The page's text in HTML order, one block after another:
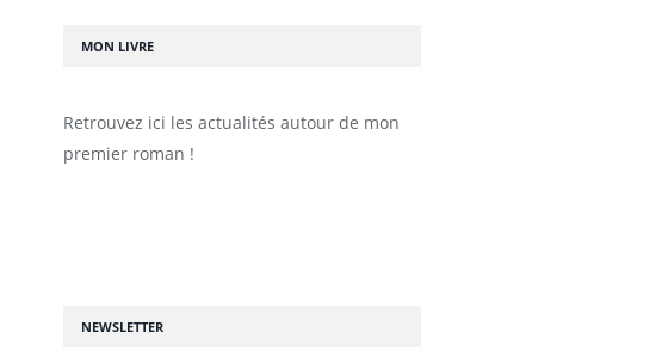
NEWSLETTER
MON LIVRE
Retrouvez ici les actualités autour de mon
premier roman !